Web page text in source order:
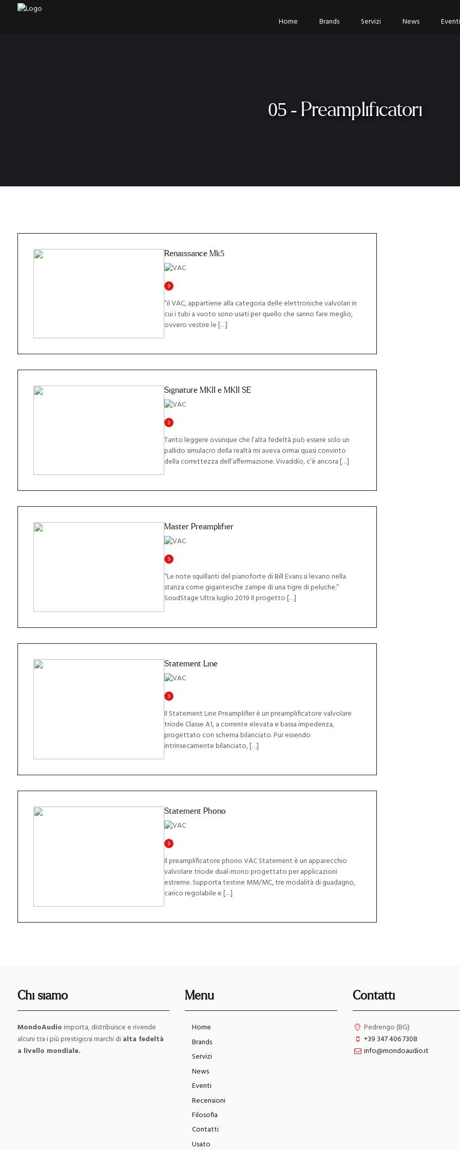
Home Brands Servizi News
05 - Preamplificatori
Renaissance Mk5
“il VAC, appartiene alla categoria delle elettroniche valvolari in
cui i tubi a vuoto sono usati per quello che sanno fare meglio,
ovvero vestire le […]
Signature MKII e MKII SE
Tanto leggere ovunque che l’alta fedeltà può essere solo un
pallido simulacro della realtà mi aveva ormai quasi convinto
della correttezza dell’affermazione. Vivaddio, c’è ancora […]
Master Preamplifier
“Le note squillanti del pianoforte di Bill Evans si levano nella
stanza come gigantesche zampe di una tigre di peluche.”
SoudStage Ultra luglio 2019 Il progetto […]
Statement Line
Il Statement Line Preamplifier è un preamplificatore valvolare
triode Classe A1, a corrente elevata e bassa impedenza,
progettato con schema bilanciato. Pur essendo
intrinsecamente bilanciato, […]
Statement Phono
Il preamplificatore phono VAC Statement è un apparecchio
valvolare triode dual-mono progettato per applicazioni
estreme. Supporta testine MM/MC, tre modalità di guadagno,
carico regolabile e […]
Chi siamo
MondoAudioimporta, distribuisce e rivende
alcuni tra i più prestigiosi marchi dialta fedeltà
a livello mondiale.
Menu
Home
Brands
Servizi
News
Eventi
Recensioni
Filosofia
Contatti
Usato
Contatti
Pedrengo (BG)
+39 347 406 7308
info@mondoaudio.it